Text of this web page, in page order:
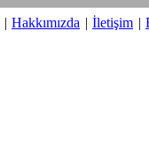
| Hakkımızda | İletişim |